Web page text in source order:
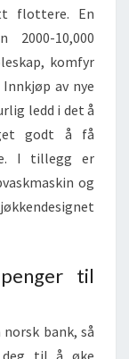
flottere. En
2000-10,000
komfyr
av nye
ledd i det å
godt å få
I tillegg er
og
til
bank, så